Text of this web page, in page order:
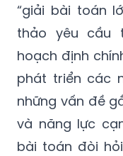
“giải bài toán
thảo yêu cầu
hoạch định
phát triển các
những vấn đề
và năng lực
bài toán đòi